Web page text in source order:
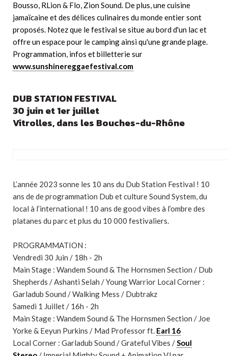
Bousso, RLion & Flo, Zion Sound. De plus, une cuisine
jamaïcaine et des délices culinaires du monde entier sont
proposés. Notez que le festival se situe au bord d'un lac et
offre un espace pour le camping ainsi qu'une grande plage.
Programmation, infos et billetterie sur
www.sunshinereggaefestival.com
DUB STATION FESTIVAL
30 juin et 1er juillet
Vitrolles, dans les Bouches-du-Rhône
L’année 2023 sonne les 10 ans du Dub Station Festival ! 10
ans de de programmation Dub et culture Sound System, du
local à l’international ! 10 ans de good vibes à l’ombre des
platanes du parc et plus du 10 000 festivaliers.
PROGRAMMATION :
Vendredi 30 Juin / 18h - 2h
Main Stage : Wandem Sound & The Hornsmen Section / Dub
Shepherds / Ashanti Selah / Young Warrior Local Corner :
Garladub Sound / Walking Mess / Dubtrakz
Samedi 1 Juillet / 16h - 2h
Main Stage : Wandem Sound & The Hornsmen Section / Joe
Yorke & Eeyun Purkins / Mad Professor ft. Earl 16
Local Corner : Garladub Sound / Grateful Vibes /Soul